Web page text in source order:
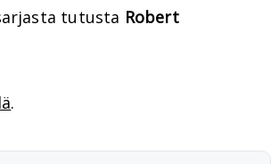
tutusta Robert
.